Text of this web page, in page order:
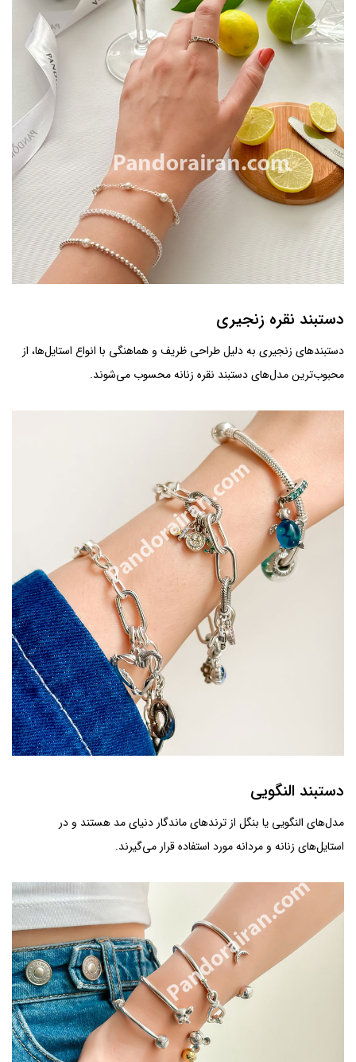
دستبند نقره زنجیری
دستبندهای زنجیری به دلیل طراحی ظریف و هماهنگی با انواع استایل‌ها، از
محبوب‌ترین مدل‌های دستبند نقره زنانه محسوب می‌شوند.
دستبند النگویی
مدل‌های النگویی یا بنگل از ترندهای ماندگار دنیای مد هستند و در
استایل‌های زنانه و مردانه مورد استفاده قرار می‌گیرند.